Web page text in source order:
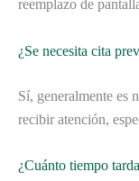
reemplazo de
¿Se necesita cita
Sí, generalmente es
recibir atención,
¿Cuánto tiempo